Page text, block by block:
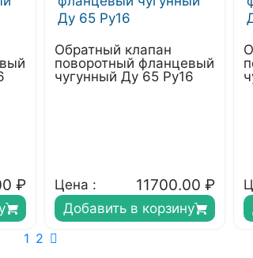
₽
Обратный клапан
поворотный фланцевый
чугунный Ду 65 Ру16
Цена : 11700.00 ₽
Добавить в корзину
1 2